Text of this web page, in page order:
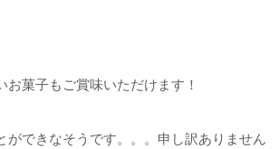
菓子もご賞味いただけます！
できなそうです。。。申し訳ありません